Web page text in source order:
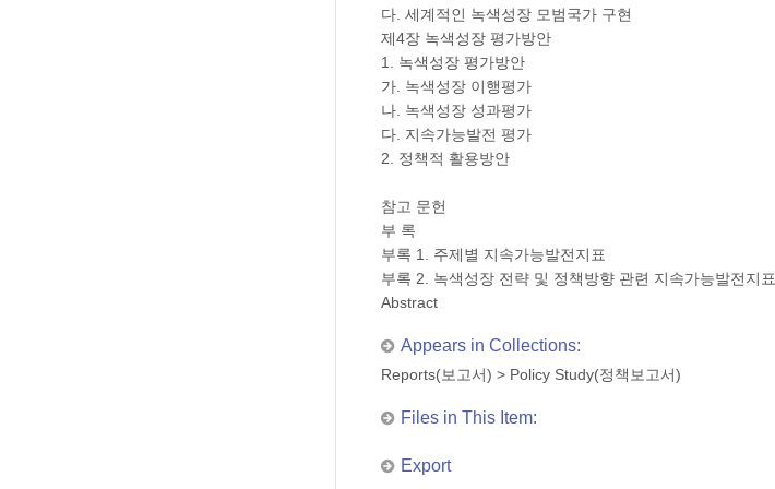
다. 세계적인 녹색성장 모범국가 구현
제4장 녹색성장 평가방안
1. 녹색성장 평가방안
가. 녹색성장 이행평가
나. 녹색성장 성과평가
다. 지속가능발전 평가
2. 정책적 활용방안
참고 문헌
부 록
부록 1. 주제별 지속가능발전지표
부록 2. 녹색성장 전략 및 정책방향 관련 지속가능발전지표
Abstract
Appears in Collections:
Reports(보고서) > Policy Study(정책보고서)
Files in This Item:
Export